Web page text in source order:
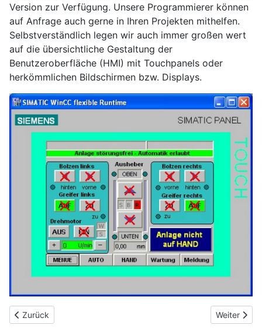
Version zur Verfügung. Unsere Programmierer können
auf Anfrage auch gerne in Ihren Projekten mithelfen.
Selbstverständlich legen wir auch immer großen wert
auf die übersichtliche Gestaltung der
Benutzeroberfläche (HMI) mit Touchpanels oder
herkömmlichen Bildschirmen bzw. Displays.
Vorheriger Beitrag: Simulation
Zurück Nächster
Weiter